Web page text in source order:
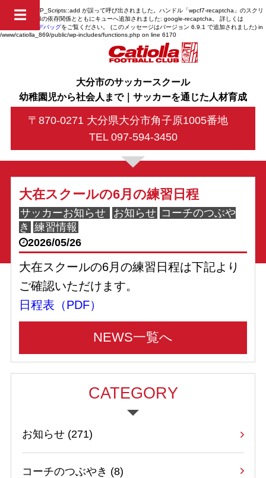
Notice: 関数 WP_Scripts::add が誤って呼び出されました。ハンドル「wpcf7-recaptcha」のスクリ
プトは、未登録の依存関係とともにキューへ追加されました: google-recaptcha。 詳しくは
WordPress のデバッグをご覧ください。 (このメッセージはバージョン 6.9.1 で追加されました) in
/www/catiolla_869/public/wp-includes/functions.php on line 6170
大分市のサッカースクール
幼稚園児から社会人まで｜サッカーを通じた人材育成
〒870-0271 大分県大分市角子原1005番地
TEL 097-594-3450
☰
大在スクールの6月の練習日程
サッカーお知らせ お知らせ コーチのつぶや
き 練習情報
2026/05/26
大在スクールの6月の練習日程は下記より
ご確認いただけます。
日程表（PDF）
NEWS一覧へ
CATEGORY
お知らせ (271)
コーチのつぶやき (8)